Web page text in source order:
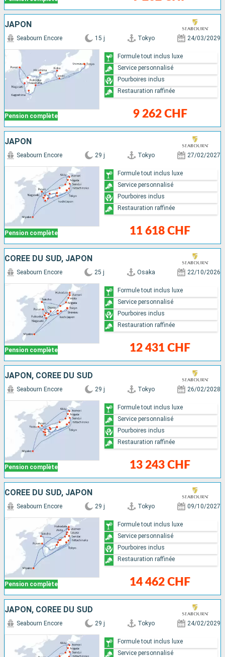
JAPON
Pension complète
Seabourn Encore 15 j Tokyo 24/03/2029
9 262 CHF
Formule tout inclus luxe
Service personnalisé
Pourboires inclus
Restauration raffinée
JAPON
Pension complète
Seabourn Encore 29 j Tokyo 27/02/2027
11 618 CHF
Formule tout inclus luxe
Service personnalisé
Pourboires inclus
Restauration raffinée
CORÉE DU SUD, JAPON
Pension complète
Seabourn Encore 25 j Osaka 22/10/2026
12 431 CHF
Formule tout inclus luxe
Service personnalisé
Pourboires inclus
Restauration raffinée
JAPON, CORÉE DU SUD
Pension complète
Seabourn Encore 29 j Tokyo 26/02/2028
13 243 CHF
Formule tout inclus luxe
Service personnalisé
Pourboires inclus
Restauration raffinée
CORÉE DU SUD, JAPON
Pension complète
Seabourn Encore 29 j Tokyo 09/10/2027
14 462 CHF
Formule tout inclus luxe
Service personnalisé
Pourboires inclus
Restauration raffinée
JAPON, CORÉE DU SUD
Seabourn Encore 29 j Tokyo 24/02/2029
Formule tout inclus luxe
Service personnalisé